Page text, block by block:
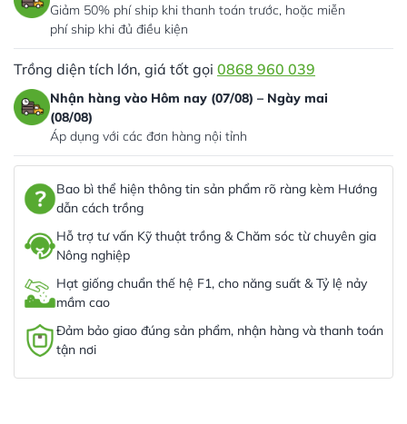
Giảm 50% phí ship khi thanh toán trước, hoặc miễn
phí ship khi đủ điều kiện
Trồng diện tích lớn, giá tốt gọi 0868 960 039
Nhận hàng vào Hôm nay (07/08) – Ngày mai
(08/08)
Áp dụng với các đơn hàng nội tỉnh
Bao bì thể hiện thông tin sản phẩm rõ ràng kèm Hướng
dẫn cách trồng
Hỗ trợ tư vấn Kỹ thuật trồng & Chăm sóc từ chuyên gia
Nông nghiệp
Hạt giống chuẩn thế hệ F1, cho năng suất & Tỷ lệ nảy
mầm cao
Đảm bảo giao đúng sản phẩm, nhận hàng và thanh toán
tận nơi